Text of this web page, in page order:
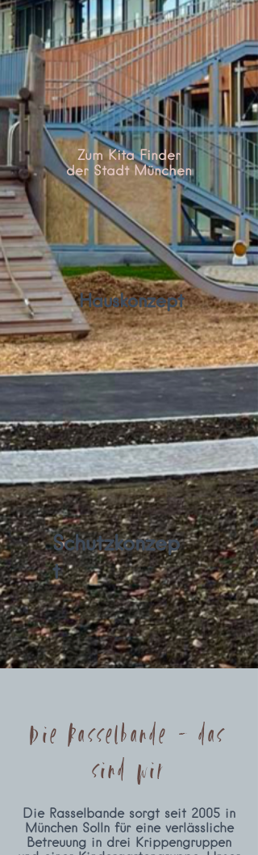
Zum Kita Finder
der Stadt München
Hauskonzept
Schutzkonzep
t
Die Rasselbande - das
sind wir
Die Rasselbande sorgt seit 2005 in
München Solln für eine verlässliche
Betreuung in drei Krippengruppen